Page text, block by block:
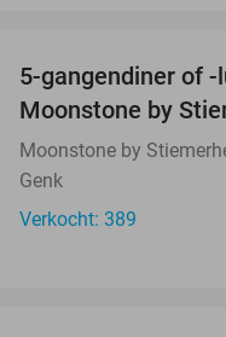
5-gangendiner of -
Moonstone by
Moonstone by
Genk
Verkocht: 389